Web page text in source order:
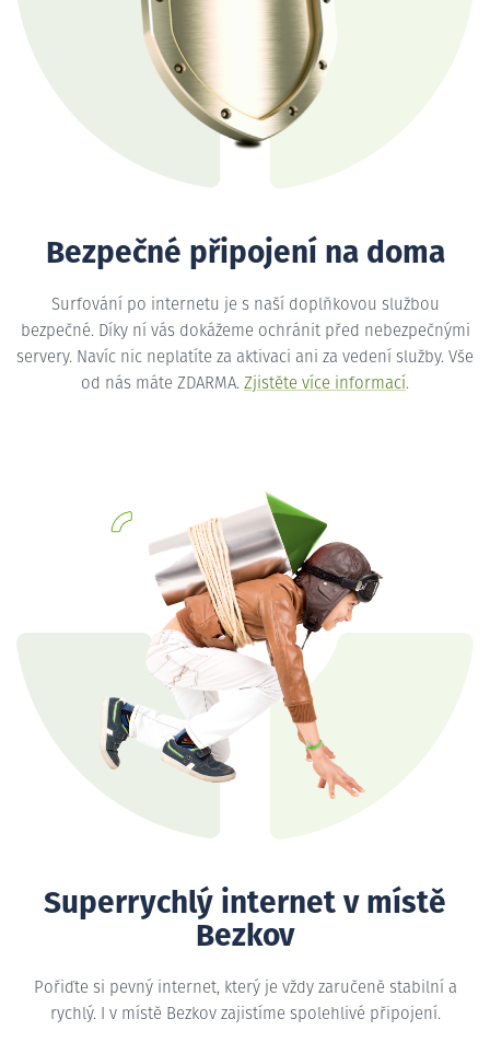
Bezpečné připojení na doma
Surfování po internetu je s naší doplňkovou službou
bezpečné. Díky ní vás dokážeme ochránit před nebezpečnými
servery. Navíc nic neplatíte za aktivaci ani za vedení služby. Vše
od nás máte ZDARMA. Zjistěte více informací.
Superrychlý internet v místě
Bezkov
Pořiďte si pevný internet, který je vždy zaručeně stabilní a
rychlý. I v místě Bezkov zajistíme spolehlivé připojení.